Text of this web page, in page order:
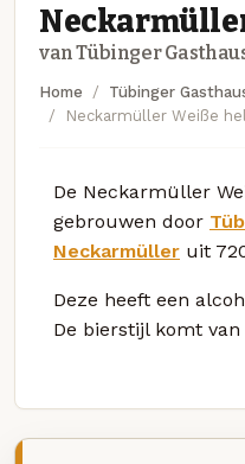
van Tübinger
Home
Tübinger
Neckarmüller Weiße
De Neckarmüller
gebrouwen door
Neckarmüller uit
Deze heeft een
De bierstijl komt